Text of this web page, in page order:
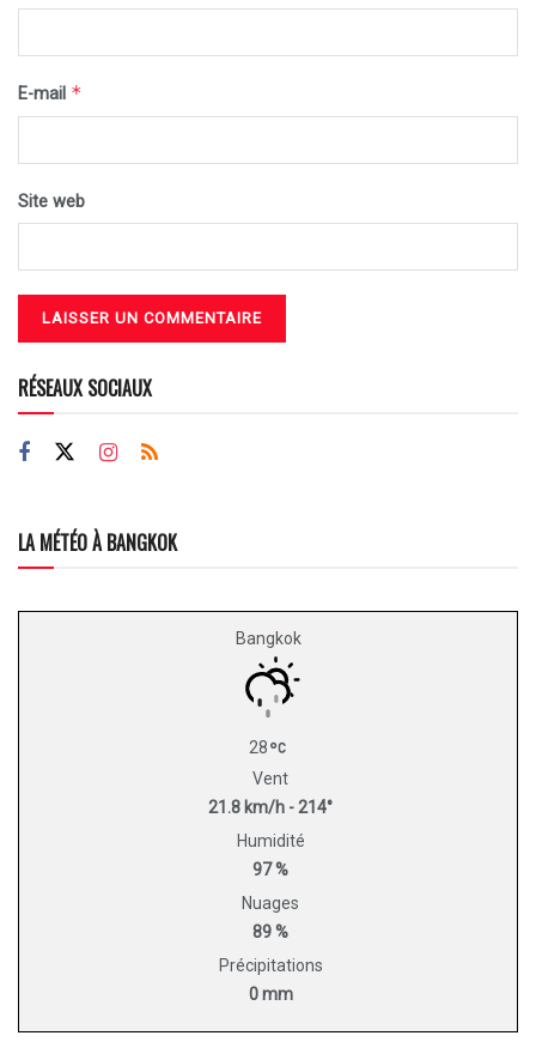
E-mail *
Site web
RÉSEAUX SOCIAUX
LA MÉTÉO À BANGKOK
Bangkok
28
Vent
21.8 km/h - 214°
Humidité
97 %
Nuages
89 %
Précipitations
0 mm